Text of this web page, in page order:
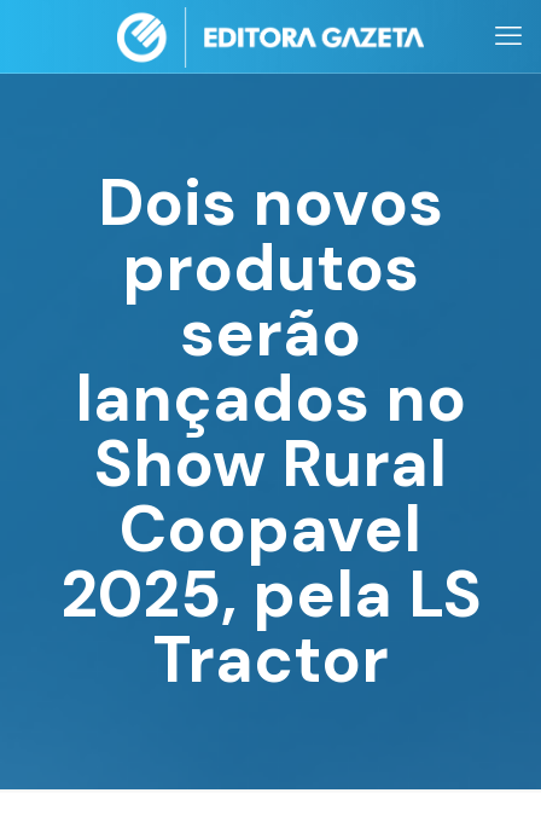
Dois novos
produtos
serão
lançados no
Show Rural
Coopavel
2025, pela LS
Tractor